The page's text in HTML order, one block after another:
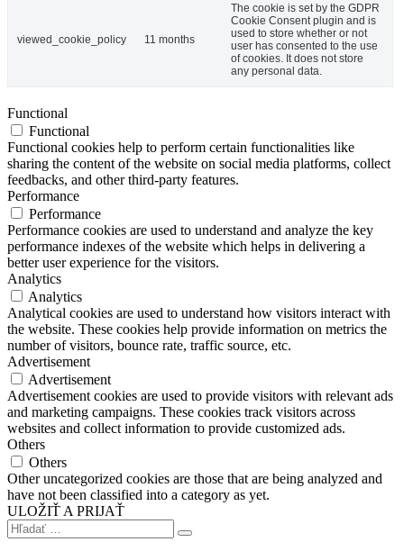
viewed_cookie_policy 11 months
The cookie is set by the GDPR
Cookie Consent plugin and is
used to store whether or not
user has consented to the use
of cookies. It does not store
any personal data.
Functional
Functional
Functional cookies help to perform certain functionalities like
sharing the content of the website on social media platforms, collect
feedbacks, and other third-party features.
Performance
Performance
Performance cookies are used to understand and analyze the key
performance indexes of the website which helps in delivering a
better user experience for the visitors.
Analytics
Analytics
Analytical cookies are used to understand how visitors interact with
the website. These cookies help provide information on metrics the
number of visitors, bounce rate, traffic source, etc.
Advertisement
Advertisement
Advertisement cookies are used to provide visitors with relevant ads
and marketing campaigns. These cookies track visitors across
websites and collect information to provide customized ads.
Others
Others
Other uncategorized cookies are those that are being analyzed and
have not been classified into a category as yet.
ULOŽIŤ A PRIJAŤ